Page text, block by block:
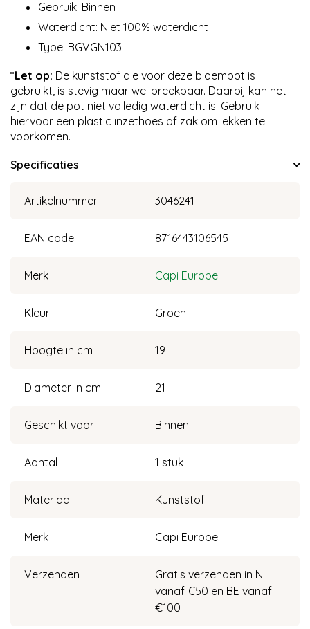
Gebruik: Binnen
Waterdicht: Niet 100% waterdicht
Type: BGVGN103
*Let op: De kunststof die voor deze bloempot is
gebruikt, is stevig maar wel breekbaar. Daarbij kan het
zijn dat de pot niet volledig waterdicht is. Gebruik
hiervoor een plastic inzethoes of zak om lekken te
voorkomen.
Specificaties
Artikelnummer 3046241
EAN code 8716443106545
Merk Capi Europe
Kleur Groen
Hoogte in cm 19
Diameter in cm 21
Geschikt voor Binnen
Aantal 1 stuk
Materiaal Kunststof
Merk Capi Europe
Verzenden
Gratis verzenden in NL
vanaf €50 en BE vanaf
€100